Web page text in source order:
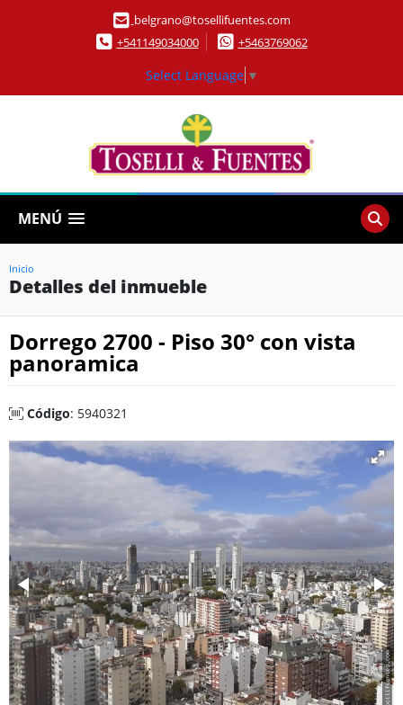
belgrano@tosellifuentes.com
+541149034000
+5463769062
Select Language ▼
MENÚ
Inicio
Detalles del inmueble
Dorrego 2700 - Piso 30° con vista
panoramica
Código: 5940321